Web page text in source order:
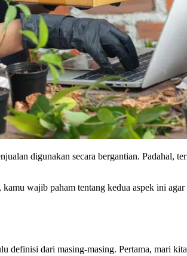
digunakan secara bergantian. Padahal,
wajib paham tentang kedua aspek ini
definisi dari masing-masing. Pertama, mari